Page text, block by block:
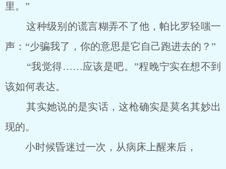
里。”
这种级别的谎言糊弄不了他，帕比罗轻嗤一
声：“少骗我了，你的意思是它自己跑进去的？”
“我觉得……应该是吧。”程晚宁实在想不到
该如何表达。
其实她说的是实话，这枪确实是莫名其妙出
现的。
小时候昏迷过一次，从病床上醒来后，